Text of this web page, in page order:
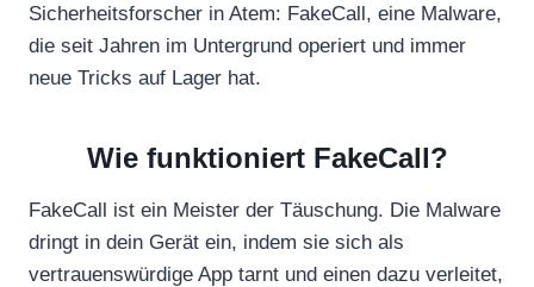
Sicherheitsforscher in Atem: FakeCall, eine Malware,
die seit Jahren im Untergrund operiert und immer
neue Tricks auf Lager hat.
Wie funktioniert FakeCall?
FakeCall ist ein Meister der Täuschung. Die Malware
dringt in dein Gerät ein, indem sie sich als
vertrauenswürdige App tarnt und einen dazu verleitet,